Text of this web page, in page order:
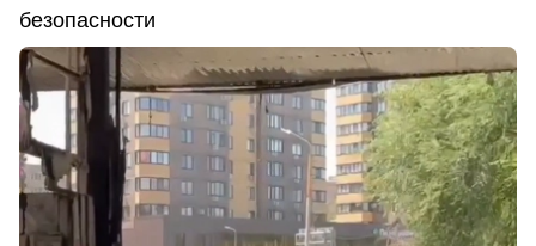
безопасности